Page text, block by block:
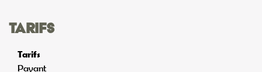
Tarifs
Tarifs
Payant